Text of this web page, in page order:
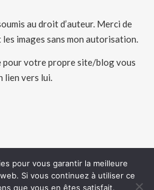
au droit d’auteur. Merci de
images sans mon autorisation.
pour votre propre site/blog vous
lien vers lui.
- HUMEURSCREATIVES
pour vous garantir la meilleure
Si vous continuez à utiliser ce
que vous en êtes satisfait.